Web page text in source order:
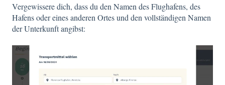
Vergewissere dich, dass du den Namen des Flughafens, des
Hafens oder eines anderen Ortes und den vollständigen Namen
der Unterkunft angibst: